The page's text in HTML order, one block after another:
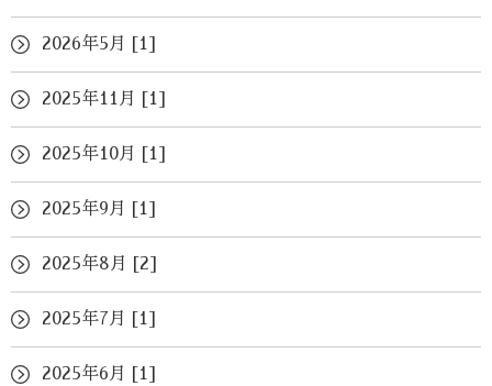
2026年5月 [1]
2025年11月 [1]
2025年10月 [1]
2025年9月 [1]
2025年8月 [2]
2025年7月 [1]
2025年6月 [1]